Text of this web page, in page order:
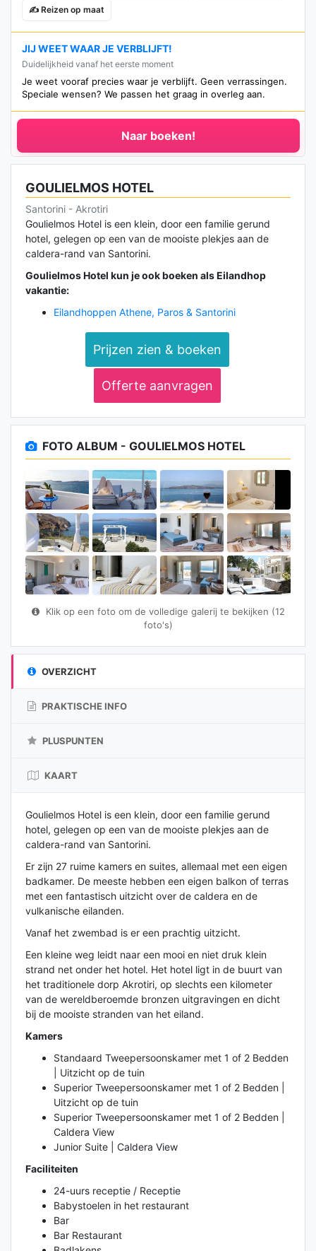
✍️ Reizen op maat
JIJ WEET WAAR JE VERBLIJFT!
Duidelijkheid vanaf het eerste moment
Je weet vooraf precies waar je verblijft. Geen verrassingen.
Speciale wensen? We passen het graag in overleg aan.
Naar boeken!
GOULIELMOS HOTEL
Santorini - Akrotiri
Goulielmos Hotel is een klein, door een familie gerund
hotel, gelegen op een van de mooiste plekjes aan de
caldera-rand van Santorini.
Goulielmos Hotel kun je ook boeken als Eilandhop
vakantie:
Eilandhoppen Athene, Paros & Santorini
Prijzen zien & boeken
Offerte aanvragen
FOTO ALBUM - GOULIELMOS HOTEL
Klik op een foto om de volledige galerij te bekijken (12
foto's)
OVERZICHT
PRAKTISCHE INFO
PLUSPUNTEN
KAART
Goulielmos Hotel is een klein, door een familie gerund
hotel, gelegen op een van de mooiste plekjes aan de
caldera-rand van Santorini.
Er zijn 27 ruime kamers en suites, allemaal met een eigen
badkamer. De meeste hebben een eigen balkon of terras
met een fantastisch uitzicht over de caldera en de
vulkanische eilanden.
Vanaf het zwembad is er een prachtig uitzicht.
Een kleine weg leidt naar een mooi en niet druk klein
strand net onder het hotel. Het hotel ligt in de buurt van
het traditionele dorp Akrotiri, op slechts een kilometer
van de wereldberoemde bronzen uitgravingen en dicht
bij de mooiste stranden van het eiland.
Kamers
Standaard Tweepersoonskamer met 1 of 2 Bedden
| Uitzicht op de tuin
Superior Tweepersoonskamer met 1 of 2 Bedden |
Uitzicht op de tuin
Superior Tweepersoonskamer met 1 of 2 Bedden |
Caldera View
Junior Suite | Caldera View
Faciliteiten
24-uurs receptie / Receptie
Babystoelen in het restaurant
Bar
Bar Restaurant